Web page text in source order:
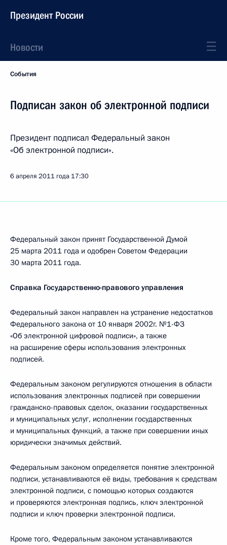
Президент России
Новости
События
Подписан закон об электронной подписи
Президент подписал Федеральный закон
«Об электронной подписи».
6 апреля 2011 года 17:30
Федеральный закон принят Государственной Думой
25 марта 2011 года и одобрен Советом Федерации
30 марта 2011 года.
Справка Государственно-правового управления
Федеральный закон направлен на устранение недостатков
Федерального закона от 10 января 2002г. №1-ФЗ
«Об электронной цифровой подписи», а также
на расширение сферы использования электронных
подписей.
Федеральным законом регулируются отношения в области
использования электронных подписей при совершении
гражданско-правовых сделок, оказании государственных
и муниципальных услуг, исполнении государственных
и муниципальных функций, а также при совершении иных
юридически значимых действий.
Федеральным законом определяется понятие электронной
подписи, устанавливаются её виды, требования к средствам
электронной подписи, с помощью которых создаются
и проверяются электронная подпись, ключ электронной
подписи и ключ проверки электронной подписи.
Кроме того, Федеральным законом устанавливаются